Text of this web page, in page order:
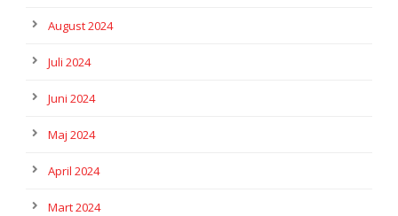
August 2024
Juli 2024
Juni 2024
Maj 2024
April 2024
Mart 2024